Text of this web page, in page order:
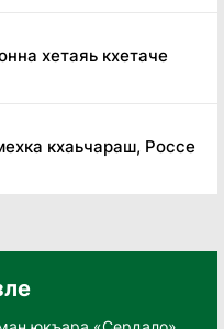
хетаяь кхетаче
кхаьчараш, Россе